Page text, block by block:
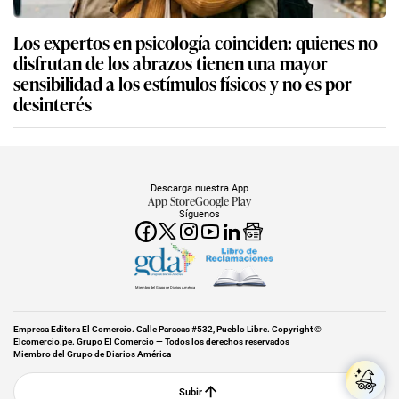
Los expertos en psicología coinciden: quienes no
disfrutan de los abrazos tienen una mayor
sensibilidad a los estímulos físicos y no es por
desinterés
Síguenos
Descarga nuestra App
App StoreGoogle Play
Miembro del Grupo de Diarios América
Empresa Editora El Comercio. Calle Paracas #532, Pueblo Libre. Copyright ©
Elcomercio.pe. Grupo El Comercio — Todos los derechos reservados
Miembro del Grupo de Diarios América
Subir